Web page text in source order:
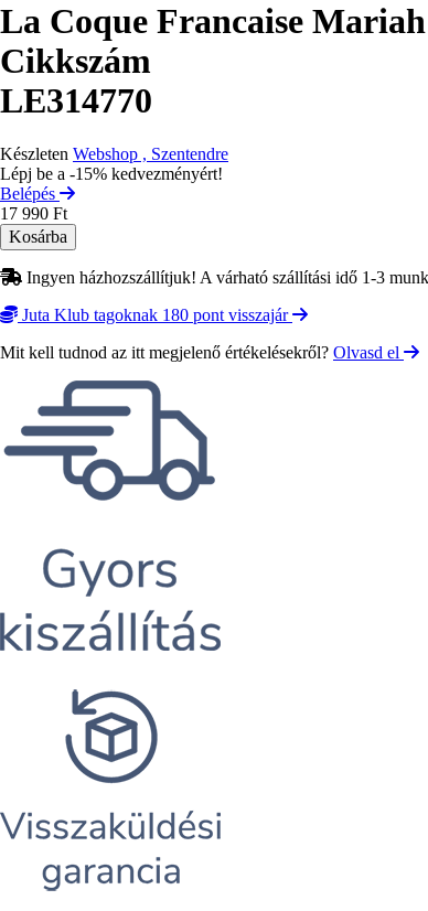
La Coque Francaise
Cikkszám
LE314770
Készleten Webshop , Szentendre
Lépj be a -15% kedvezményért!
Belépés
17 990 Ft
Ingyen házhozszállítjuk! A várható szállítási idő 1-3
Juta Klub tagoknak 180 pont visszajár
Mit kell tudnod az itt megjelenő értékelésekről? Olvasd el